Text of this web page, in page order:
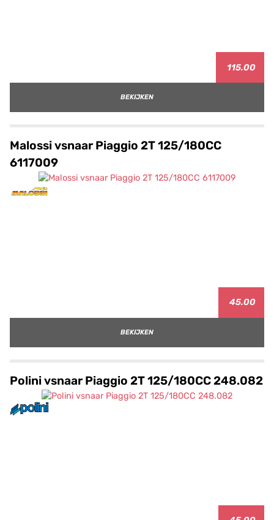
115.00
BEKIJKEN
Malossi vsnaar Piaggio 2T 125/180CC
6117009
45.00
BEKIJKEN
Polini vsnaar Piaggio 2T 125/180CC 248.082